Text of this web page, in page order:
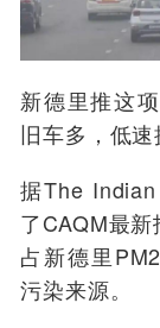
新德里推这
旧车多，低速
据The
了CAQM最
占新德里
污染来源。